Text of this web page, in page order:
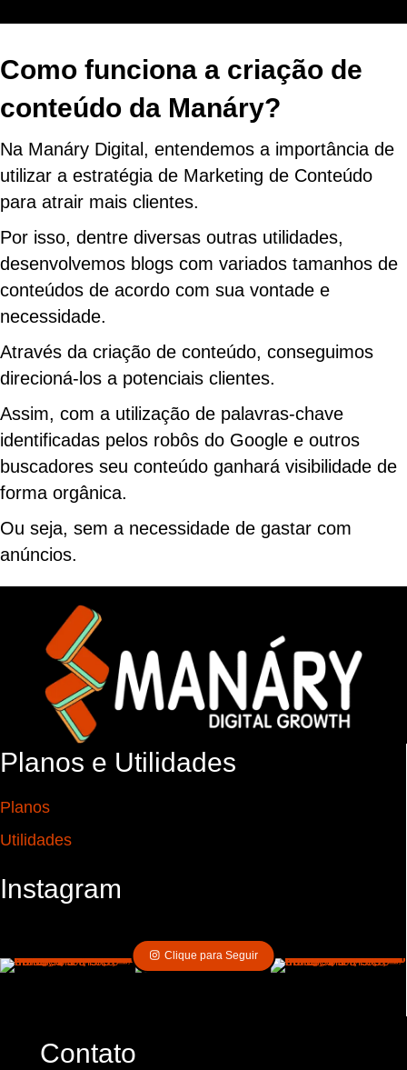
Como funciona a criação de
conteúdo da Manáry?
Na Manáry Digital, entendemos a importância de
utilizar a estratégia de Marketing de Conteúdo
para atrair mais clientes.
Por isso, dentre diversas outras utilidades,
desenvolvemos blogs com variados tamanhos de
conteúdos de acordo com sua vontade e
necessidade.
Através da criação de conteúdo, conseguimos
direcioná-los a potenciais clientes.
Assim, com a utilização de palavras-chave
identificadas pelos robôs do Google e outros
buscadores seu conteúdo ganhará visibilidade de
forma orgânica.
Ou seja, sem a necessidade de gastar com
anúncios.
Planos e Utilidades
Planos
Utilidades
Instagram
Clique para Seguir
Contato